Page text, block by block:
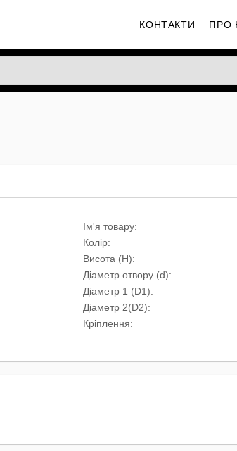
КОНТАКТИ ПРО
Ім'я товару:
Колір:
Висота (H):
Діаметр отвору (d):
Діаметр 1 (D1):
Діаметр 2(D2):
Кріплення: